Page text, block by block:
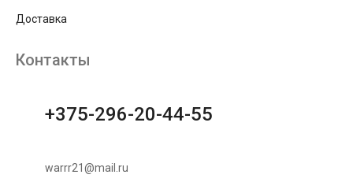
Доставка
Контакты
+375-296-20-44-55
warrr21@mail.ru